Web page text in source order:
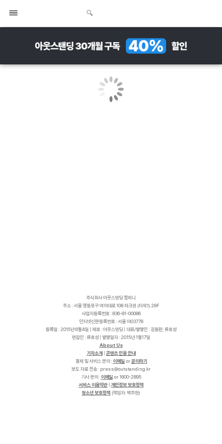
주식회사 아웃스탠딩 컴퍼니
주소 : 서울 영등포구 여의대로 108 파크원 (타워1) 28F
사업자등록번호 : 836-81-00086
인터넷신문등록번호 : 서울 아03778
등록일 : 2015년 6월4일 | 제호 : 아웃스탠딩 | 대표/발행인 : 김동환, 류호성
편집인 : 류호성 | 발행일자 : 2015년 1월17일
About Us
기자소개
콘텐츠 인용 안내
결제 및 서비스 문의 : 이메일 or문의하기
보도 자료 전송 :
r
k
.
g
n
i
d
n
a
t
s
t
u
o
@
s
s
e
r
p
기사 문의 : 이메일 or 1600-2895
서비스 이용약관| 개인정보 보호정책
청소년 보호정책 (책임자: 박주현)